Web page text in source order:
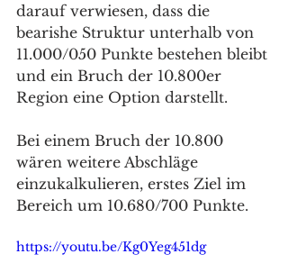
darauf verwiesen, dass die
bearishe Struktur unterhalb von
11.000/050 Punkte bestehen bleibt
und ein Bruch der 10.800er
Region eine Option darstellt.
Bei einem Bruch der 10.800
wären weitere Abschläge
einzukalkulieren, erstes Ziel im
Bereich um 10.680/700 Punkte.
https://youtu.be/Kg0Yeg451dg